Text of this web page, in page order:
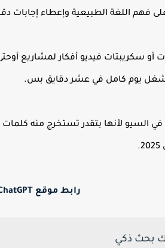
فهم اللغة الطبيعية وإعطاء إجابات
أو سكريبتات فيديو أفكار لمشاريع
شغل يوم كامل في عشر دقايق بس.
السيو لأنها بتقدر تستخرج منه
رابط موقع ChatGPT